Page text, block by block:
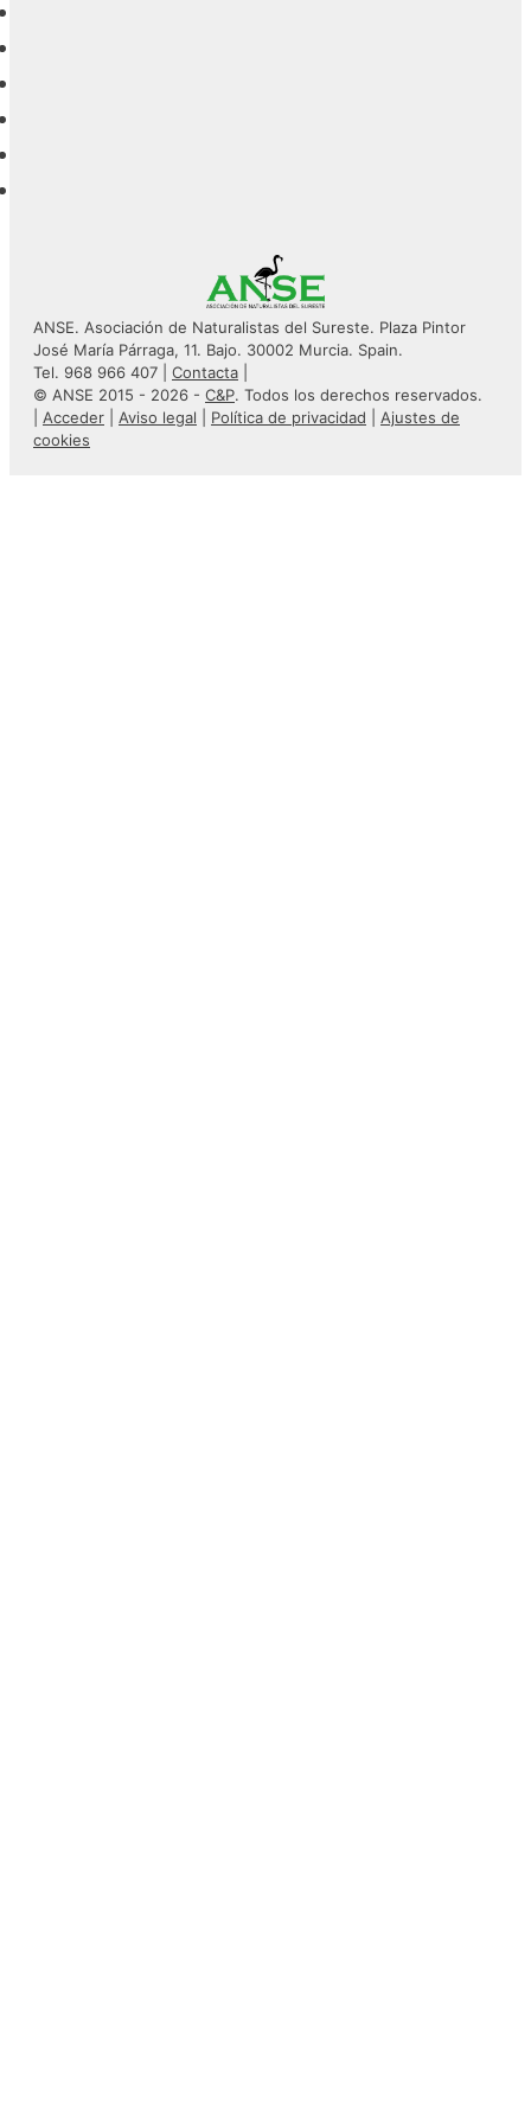
ANSE. Asociación de Naturalistas del Sureste. Plaza Pintor
José María Párraga, 11. Bajo. 30002 Murcia. Spain.
Tel. 968 966 407 | Contacta
© ANSE 2015 - 2026 - C&P. Todos los derechos reservados.
Acceder Aviso legal Política de privacidad
Ajustes de
cookies